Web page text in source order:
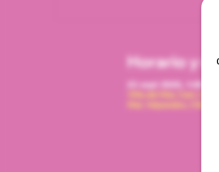
Horario y
23 sept 2025, 1:00 p.
Viña del Mar, Cam.